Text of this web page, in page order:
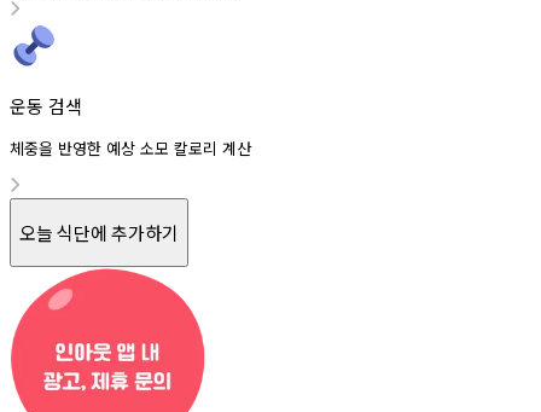
운동 검색
체중을 반영한 예상 소모 칼로리 계산
오늘 식단에 추가하기